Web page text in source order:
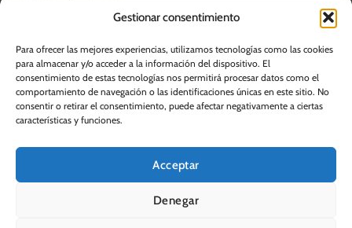
Gestionar consentimiento
Para ofrecer las mejores experiencias, utilizamos tecnologías como las cookies
para almacenar y/o acceder a la información del dispositivo. El
consentimiento de estas tecnologías nos permitirá procesar datos como el
comportamiento de navegación o las identificaciones únicas en este sitio. No
consentir o retirar el consentimiento, puede afectar negativamente a ciertas
características y funciones.
Acceptar
Denegar
© 2026 Albos Law